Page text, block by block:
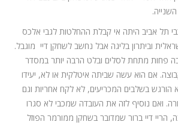
תל אביב היתה אי קבלת ההחלטות לגבי אלכס
וביתרון בליגה אבל נחשב לשחקן דיי מוגבל.
פחות מתחת לסלים ובלט הרבה יותר במסדר
אם הוא עשה שביתה איטלקית או לא, יעידו
הורגש בשלבים המכריעים, לא לקח אחריות וגם
ואם נוסיף לזה את העובדה שמכבי לא סגרו
הריי דיי ברור שמדובר בשחקן ממורמר הפוזל